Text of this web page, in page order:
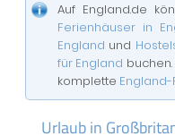
Auf England.de
Ferienhäuser in
England und
für England
komplette
Urlaub in